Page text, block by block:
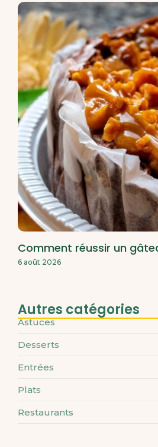
Comment réussir un
6 août 2026
Autres catégories
Astuces
Desserts
Entrées
Plats
Restaurants